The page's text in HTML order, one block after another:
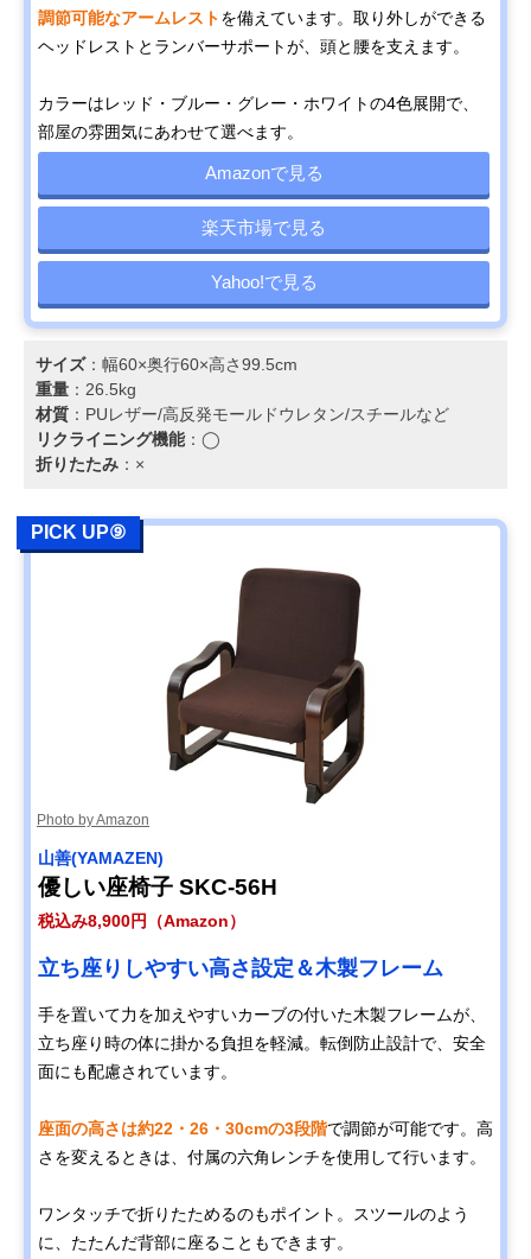
調節可能なアームレストを備えています。取り外しができる
ヘッドレストとランバーサポートが、頭と腰を支えます。
カラーはレッド・ブルー・グレー・ホワイトの4色展開で、
部屋の雰囲気にあわせて選べます。
Amazonで見る
楽天市場で見る
Yahoo!で見る
サイズ：幅60×奥行60×高さ99.5cm
重量 ：26.5kg
材質 ：PUレザー/高反発モールドウレタン/スチールなど
リクライニング機能：◯
折りたたみ ：×
PICK UP⑨
Photo by Amazon
‎山善(YAMAZEN)
優しい座椅子 SKC-56H
税込み8,900円（Amazon）
立ち座りしやすい高さ設定＆木製フレーム
手を置いて力を加えやすいカーブの付いた木製フレームが、
立ち座り時の体に掛かる負担を軽減。転倒防止設計で、安全
面にも配慮されています。
座面の高さは約22・26・30cmの3段階で調節が可能です。高
さを変えるときは、付属の六角レンチを使用して行います。
ワンタッチで折りたためるのもポイント。スツールのよう
に、たたんだ背部に座ることもできます。